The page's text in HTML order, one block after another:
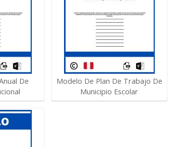
De
Modelo De Plan De Trabajo De
Municipio Escolar